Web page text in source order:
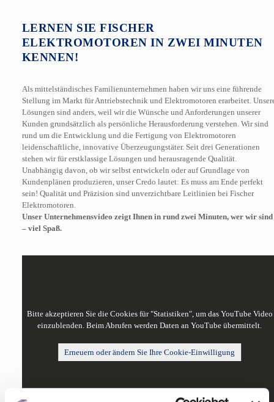
LERNEN SIE FISCHER
ELEKTROMOTOREN IN ZWEI MINUTEN
KENNEN!
Als mittelständisches Familienunternehmen haben wir uns eine führende
Stellung im Markt für Antriebstechnik und Elektromotoren erarbeitet.
Lösungen sind anders, weil wir die Wünsche und Anforderungen unserer
Kunden grundsätzlich als persönliche Herausforderung verstehen. Wir sind
rund um die Entwicklung und die Fertigung von Elektromotoren
leidenschaftliche, innovative Überzeugungstäter. Seit drei Generationen
stehen wir für erstklassige Lösungen und herausragende Qualität.
Unabhängig davon, ob wir selbst entwickeln oder auf Grundlage von
Kundenplänen produzieren, unser Credo lautet: Es muss am Ende perfekt
sein! Qualität und Präzision sind unverzichtbare Leitlinien bei Fischer
Elektromotoren.
Unser Unternehmensvideo zeigt Ihnen in rund zwei Minuten, wer wir sind
– viel Spaß.
Bitte akzeptieren Sie die Cookies für "Statistiken", um das YouTube Video
einzublenden. Beim Abrufen werden Daten an YouTube übermittelt.
Erneuern oder ändern Sie Ihre Cookie-Einwilligung